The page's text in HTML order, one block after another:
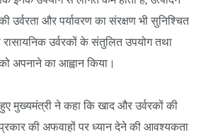
उर्वरता और पर्यावरण का संरक्षण भी सुनिश्चित
रासायनिक उर्वरकों के संतुलित उपयोग तथा
अपनाने का आह्वान किया।
मुख्यमंत्री ने कहा कि खाद और उर्वरकों की
की अफवाहों पर ध्यान देने की आवश्यकता